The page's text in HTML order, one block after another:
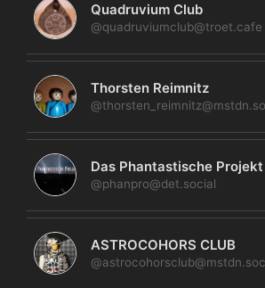
Quadruvium Club
@quadruviumclub@troet.cafe
Thorsten Reimnitz
Das Phantastische Projekt
@phanpro@det.social
ASTROCOHORS CLUB